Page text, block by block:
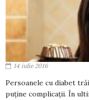
14 iulie 2016
Persoanele cu diabet
puține complicații. În